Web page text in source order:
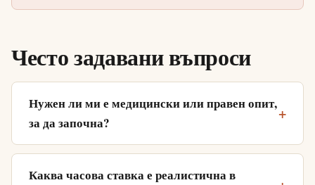
Често задавани въпроси
Нужен ли ми е медицински или правен опит,
за да започна?
Каква часова ставка е реалистична в